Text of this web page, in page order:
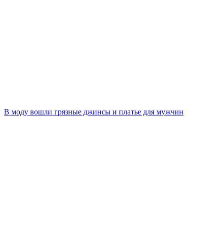
В моду вошли грязные джинсы и платье для мужчин